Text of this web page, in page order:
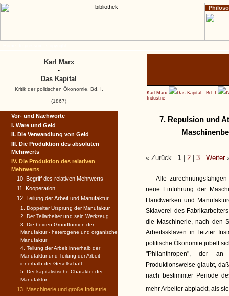
Karl Marx Das Kapital - Bd. I
Industrie
7. Repulsion und
« Zurück 1 2 3 Weiter
Alle
neue Einführung der
Handwerken und
Sklaverei des
die Maschinerie, nach den
Arbeitssklaven in letzter
politische Ökonomie jubelt
"Philanthropen", der an
Produktionsweise glaubt,
nach bestimmter Periode
mehr Arbeiter abplackt, als
Vor- und Nachworte
I. Ware und Geld
II. Die Verwandlung von Geld
III. Die Produktion des absoluten
Mehrwerts
IV. Die Produktion des relativen
Mehrwerts
10. Begriff des relativen Mehrwerts
11. Kooperation
12. Teilung der Arbeit und Manufaktur
1. Doppelter Ursprung der Manufaktur
2. Der Teilarbeiter und sein Werkzeug
3. Die beiden Grundformen der
Manufaktur - heterogene und organische
Manufaktur
4. Teilung der Arbeit innerhalb der
Manufaktur und Teilung der Arbeit
innerhalb der Gesellschaft
5. Der kapitalistische Charakter der
Manufaktur
13. Maschinerie und große Industrie
Karl Marx
-
Das Kapital
Kritik der politischen Ökonomie. Bd. I.
(1867)